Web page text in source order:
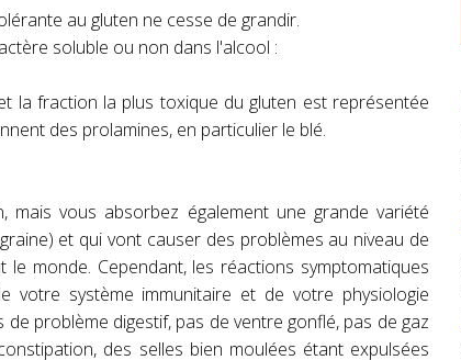
au gluten ne cesse de grandir.
soluble ou non dans l'alcool :
la fraction la plus toxique du gluten est représentée
des prolamines, en particulier le blé.
vous absorbez également une grande variété
et qui vont causer des problèmes au niveau de
monde. Cependant, les réactions symptomatiques
votre système immunitaire et de votre physiologie
de problème digestif, pas de ventre gonflé, pas de gaz
des selles bien moulées étant expulsées